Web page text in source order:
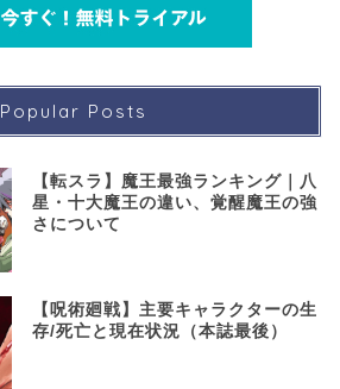
Popular Posts
【転スラ】魔王最強ランキング｜八
星・十大魔王の違い、覚醒魔王の強
さについて
【呪術廻戦】主要キャラクターの生
存/死亡と現在状況（本誌最後）